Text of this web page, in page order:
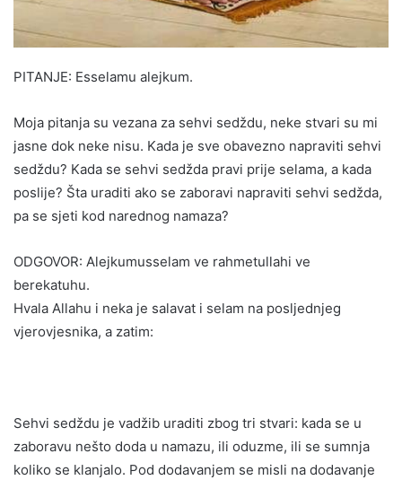
PITANJE: Esselamu alejkum.
Moja pitanja su vezana za sehvi sedždu, neke stvari su mi
jasne dok neke nisu. Kada je sve obavezno napraviti sehvi
sedždu? Kada se sehvi sedžda pravi prije selama, a kada
poslije? Šta uraditi ako se zaboravi napraviti sehvi sedžda,
pa se sjeti kod narednog namaza?
ODGOVOR: Alejkumusselam ve rahmetullahi ve
berekatuhu.
Hvala Allahu i neka je salavat i selam na posljednjeg
vjerovjesnika, a zatim:
Sehvi sedždu je vadžib uraditi zbog tri stvari: kada se u
zaboravu nešto doda u namazu, ili oduzme, ili se sumnja
koliko se klanjalo. Pod dodavanjem se misli na dodavanje